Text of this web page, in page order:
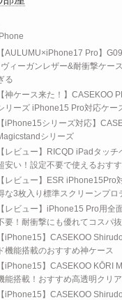
【AULUMU×iPhone17 Pro】
| ヴィーガンレザー&耐衝撃ケー
る
【神ケース来た！】CASEKOO
リーズ iPhone15 Pro対応ケー
【iPhone15シリーズ対応】
シリーズ
【レビュー】RICQD iPadタッ
安い！設定不要で使えるおす
【レビュー】ESR iPhone15Pro
な3枚入り標準スクリーンプロ
【レビュー】iPhone15 Pro用全
要！耐衝撃にも優れてコスパ
【iPhone15】CASEKOO
ド機能搭載のおすすめ神ケース
【iPhone15】CASEKOO KŌRI
能搭載！おすすめ高透明クリ
【iPhone15】CASEKOO